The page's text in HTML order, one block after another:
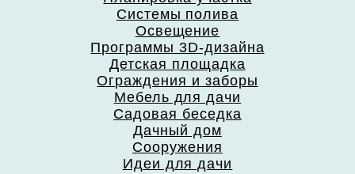
Системы полива
Освещение
Программы 3D-дизайна
Детская площадка
Ограждения и заборы
Мебель для дачи
Садовая беседка
Дачный дом
Сооружения
Идеи для дачи